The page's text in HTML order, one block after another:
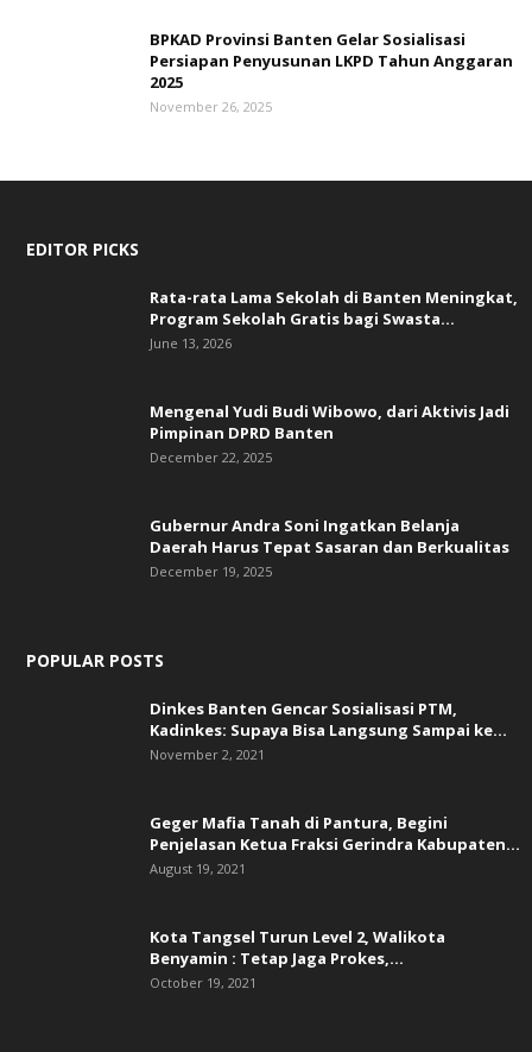
BPKAD Provinsi Banten Gelar Sosialisasi
Persiapan Penyusunan LKPD Tahun Anggaran
2025
November 26, 2025
EDITOR PICKS
Rata-rata Lama Sekolah di Banten Meningkat,
‎Program Sekolah Gratis bagi Swasta...
June 13, 2026
Mengenal Yudi Budi Wibowo, dari Aktivis Jadi
Pimpinan DPRD Banten
December 22, 2025
Gubernur Andra Soni Ingatkan Belanja
Daerah Harus Tepat Sasaran dan Berkualitas
December 19, 2025
POPULAR POSTS
Dinkes Banten Gencar Sosialisasi PTM,
Kadinkes: Supaya Bisa Langsung Sampai ke...
November 2, 2021
Geger Mafia Tanah di Pantura, Begini
Penjelasan Ketua Fraksi Gerindra Kabupaten...
August 19, 2021
Kota Tangsel Turun Level 2, Walikota
Benyamin : Tetap Jaga Prokes,...
October 19, 2021